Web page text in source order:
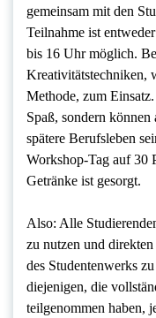
gemeinsam mit den
Teilnahme ist
bis 16 Uhr möglich.
Methode, zum
Spaß, sondern
spätere Berufsleben
Workshop-Tag auf 30
Getränke ist gesorgt.
Also: Alle
zu nutzen und
des Studentenwerks
diejenigen, die
teilgenommen haben,